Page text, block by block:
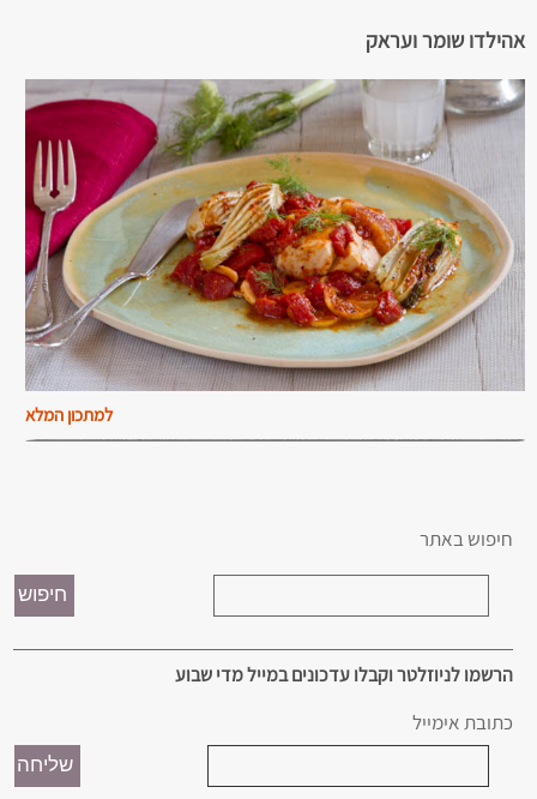
אהילדו שומר ועראק
למתכון המלא
חיפוש באתר
הרשמו לניוזלטר וקבלו עדכונים במייל מדי שבוע
כתובת אימייל